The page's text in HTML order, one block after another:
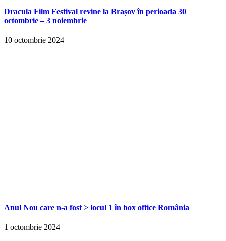
Dracula Film Festival revine la Brașov în perioada 30
octombrie – 3 noiembrie
10 octombrie 2024
Anul Nou care n-a fost > locul 1 în box office România
1 octombrie 2024